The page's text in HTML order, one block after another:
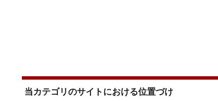
当カテゴリのサイトにおける位置づけ